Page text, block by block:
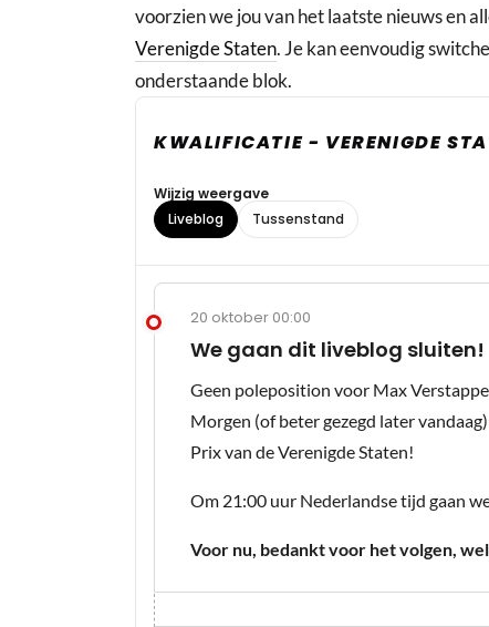
voorzien we jou van het laatste nieuws en
Verenigde Staten. Je kan eenvoudig
onderstaande blok.
KWALIFICATIE - VERENIGDE
Wijzig weergave
Liveblog
Tussenstand
20 oktober 00:00
We gaan dit liveblog sluiten!
Geen poleposition voor Max
Morgen (of beter gezegd later
Prix van de Verenigde Staten!
Om 21:00 uur Nederlandse tijd gaan
Voor nu, bedankt voor het volgen,